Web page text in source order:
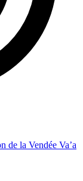
de la Vendée Va’a